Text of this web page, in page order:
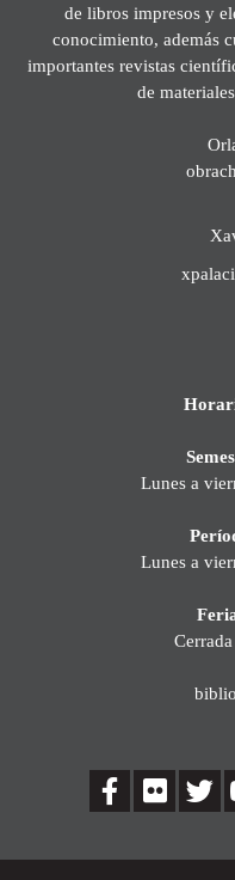
de libros impresos y
conocimiento, además
importantes revistas
de
Lunes a
Lunes a